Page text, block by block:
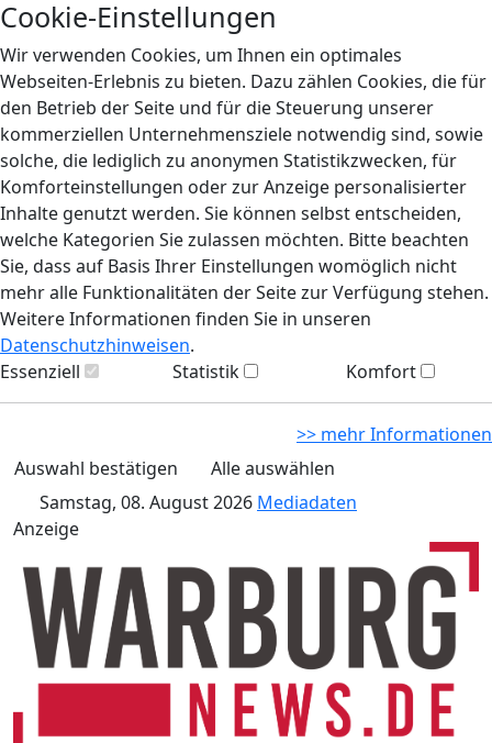
Cookie-Einstellungen
Wir verwenden Cookies, um Ihnen ein optimales
Webseiten-Erlebnis zu bieten. Dazu zählen Cookies, die für
den Betrieb der Seite und für die Steuerung unserer
kommerziellen Unternehmensziele notwendig sind, sowie
solche, die lediglich zu anonymen Statistikzwecken, für
Komforteinstellungen oder zur Anzeige personalisierter
Inhalte genutzt werden. Sie können selbst entscheiden,
welche Kategorien Sie zulassen möchten. Bitte beachten
Sie, dass auf Basis Ihrer Einstellungen womöglich nicht
mehr alle Funktionalitäten der Seite zur Verfügung stehen.
Weitere Informationen finden Sie in unseren
Datenschutzhinweisen.
Essenziell
Statistik Komfort
>> mehr Informationen
Auswahl bestätigen
Alle auswählen
Samstag, 08. August 2026 Mediadaten
Anzeige